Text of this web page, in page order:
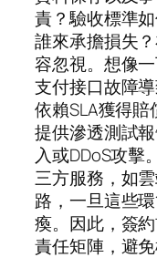
責？驗收標準
誰來承擔損失
容忽視。想像
支付接口故障
依賴SLA獲得
提供滲透測試
入或DDoS攻擊
三方服務，如
路，一旦這些
瘓。因此，簽
責任矩陣，避